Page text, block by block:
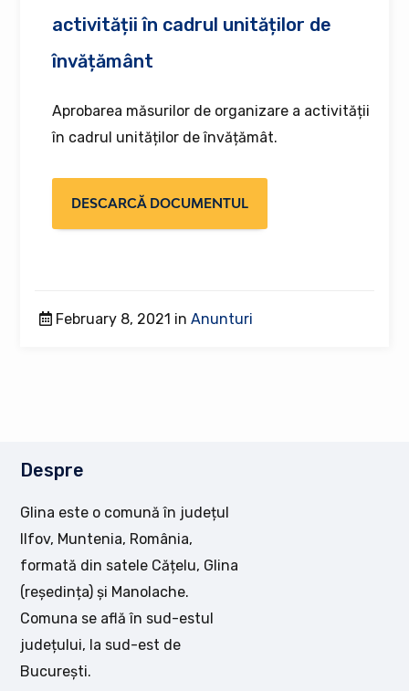
activității în cadrul unităților de
învățământ
Aprobarea măsurilor de organizare a activității
în cadrul unităților de învățămât.
DESCARCĂ DOCUMENTUL
February 8, 2021 inAnunturi
Despre
Glina este o comună în județul
Ilfov, Muntenia, România,
formată din satele Cățelu, Glina
(reședința) și Manolache.
Comuna se află în sud-estul
județului, la sud-est de
București.